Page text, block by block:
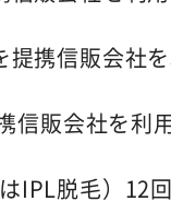
携信販会社
信販会社を利
IPL脱毛）12